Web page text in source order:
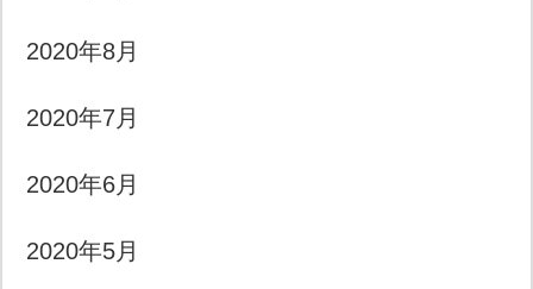
2020年8月
2020年7月
2020年6月
2020年5月